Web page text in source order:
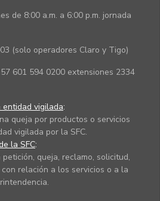
de 8:00 a.m. a 6:00 p.m. jornada
(solo operadores Claro y Tigo)
601 594 0200 extensiones 2334
entidad vigilada:
queja por productos o servicios
vigilada por la SFC.
la SFC:
queja, reclamo, solicitud,
relación a los servicios o a la